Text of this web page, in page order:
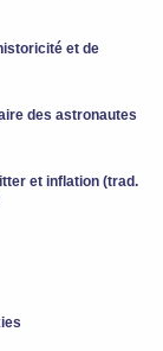
et de
des astronautes
et inflation (trad.